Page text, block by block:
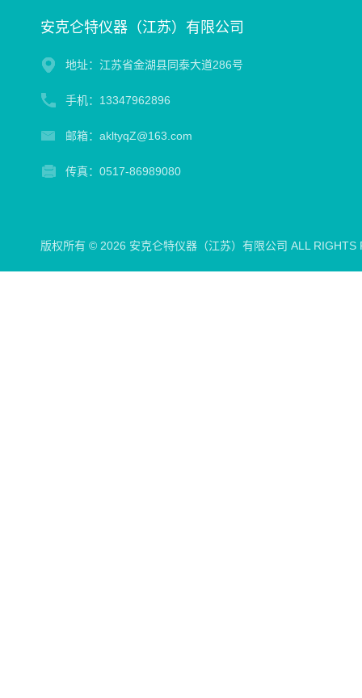
安克仑特仪器（江苏）有限公司
地址：江苏省金湖县同泰大道286号
手机：13347962896
邮箱：akltyqZ@163.com
传真：0517-86989080
版权所有 © 2026 安克仑特仪器（江苏）有限公司 ALL RIGHTS